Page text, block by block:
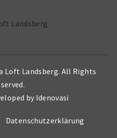
Loft Landsberg. All Rights
by Idenovasi
Datenschutzerklärung